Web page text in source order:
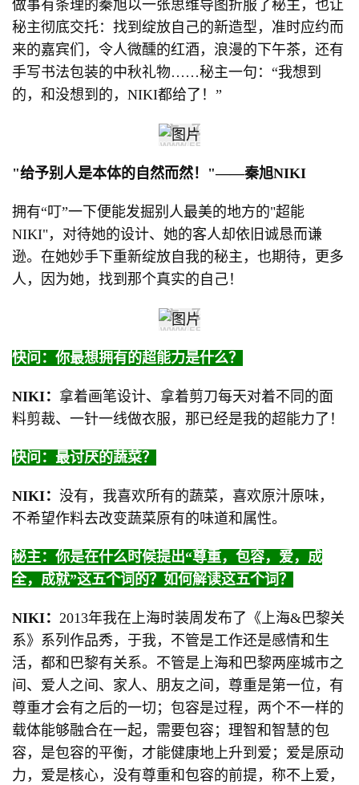
做事有条理的秦旭以一张思维导图折服了秘主，也让
秘主彻底交托：找到绽放自己的新造型，准时应约而
来的嘉宾们，令人微醺的红酒，浪漫的下午茶，还有
手写书法包装的中秋礼物……秘主一句：“我想到
的，和没想到的，NIKI都给了！”
"给予别人是本体的自然而然！"——秦旭NIKI
拥有“叮”一下便能发掘别人最美的地方的"超能
NIKI"，对待她的设计、她的客人却依旧诚恳而谦
逊。在她妙手下重新绽放自我的秘主，也期待，更多
人，因为她，找到那个真实的自己！
快问：你最想拥有的超能力是什么？
NIKI： 拿着画笔设计、拿着剪刀每天对着不同的面
料剪裁、一针一线做衣服，那已经是我的超能力了！
快问：最讨厌的蔬菜？
NIKI： 没有，我喜欢所有的蔬菜，喜欢原汁原味，
不希望作料去改变蔬菜原有的味道和属性。
秘主：你是在什么时候提出“尊重，包容，爱，成
全，成就”这五个词的？如何解读这五个词？
NIKI： 2013年我在上海时装周发布了《上海&巴黎关
系》系列作品秀，于我，不管是工作还是感情和生
活，都和巴黎有关系。不管是上海和巴黎两座城市之
间、爱人之间、家人、朋友之间，尊重是第一位，有
尊重才会有之后的一切；包容是过程，两个不一样的
载体能够融合在一起，需要包容；理智和智慧的包
容，是包容的平衡，才能健康地上升到爱；爱是原动
力，爱是核心，没有尊重和包容的前提，称不上爱，